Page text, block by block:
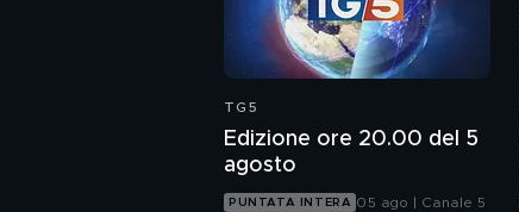
TG5
Edizione ore 20.00 del 5
agosto
PUNTATA INTERA 05 ago | Canale 5